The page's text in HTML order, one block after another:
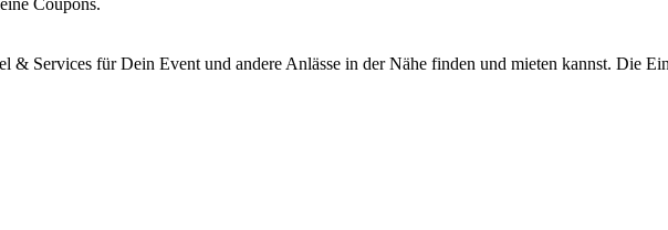
& Services für Dein Event und andere Anlässe in der Nähe finden und mieten kannst. Die